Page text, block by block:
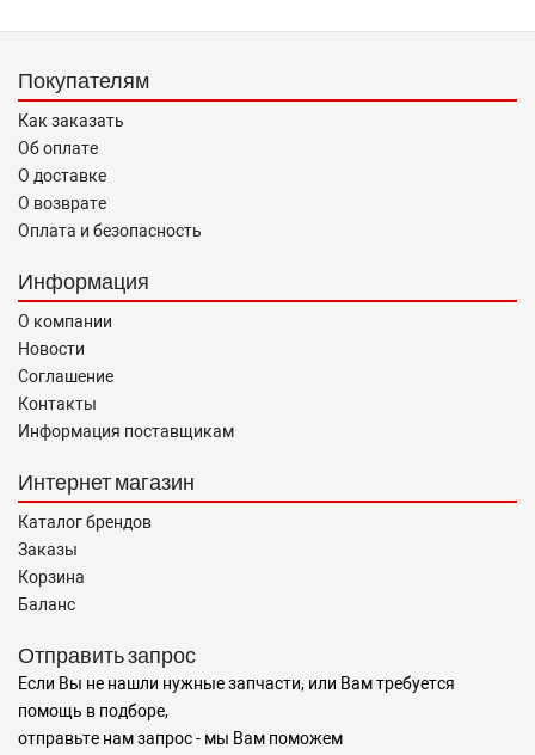
Покупателям
Как заказать
Об оплате
О доставке
О возврате
Оплата и безопасность
Информация
О компании
Новости
Соглашение
Контакты
Информация поставщикам
Интернет магазин
Каталог брендов
Заказы
Корзина
Баланс
Отправить запрос
Если Вы не нашли нужные запчасти, или Вам требуется
помощь в подборе,
отправьте нам запрос - мы Вам поможем